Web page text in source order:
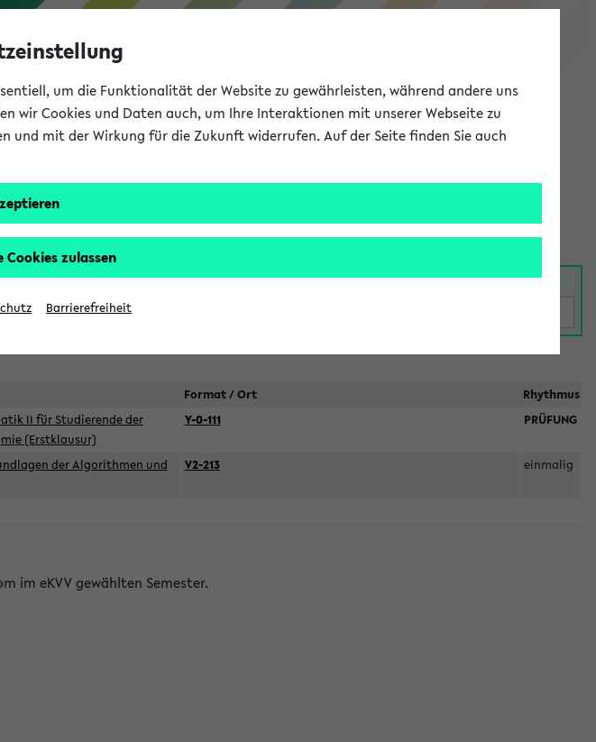
eKVV
Veranstaltungen
Suche:
Format / Ort
Rhythmus
II für Studierende der
(Erstklausur)
Y-0-111 PRÜFUNG
der Algorithmen und
V2-213 einmalig
im eKVV gewählten Semester.
um die Funktionalität der Website zu gewährleisten, während andere uns
wir Cookies und Daten auch, um Ihre Interaktionen mit unserer Webseite zu
und mit der Wirkung für die Zukunft widerrufen. Auf der Seite finden Sie auch
zulassen
Barrierefreiheit